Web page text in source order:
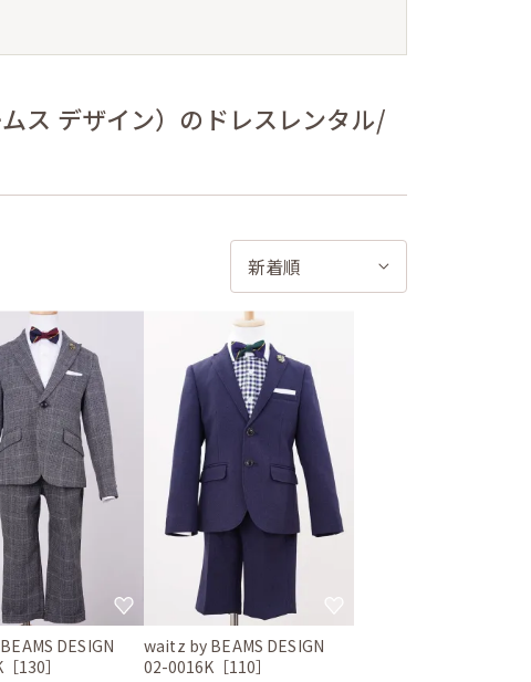
ス デザイン）のドレスレンタル/
DESIGN
130］
waitz by BEAMS DESIGN
02-0016K［110］